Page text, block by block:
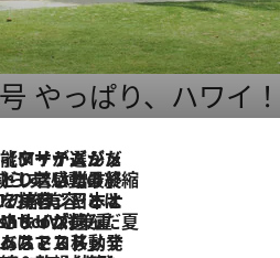
やっぱり、ハワイ
ナリストが提案する“掟破りの旅美容”とは